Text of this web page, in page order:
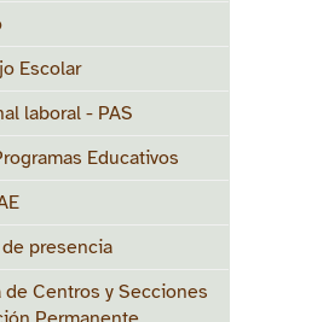
Escolar
laboral - PAS
Educativos
presencia
de Centros y Secciones